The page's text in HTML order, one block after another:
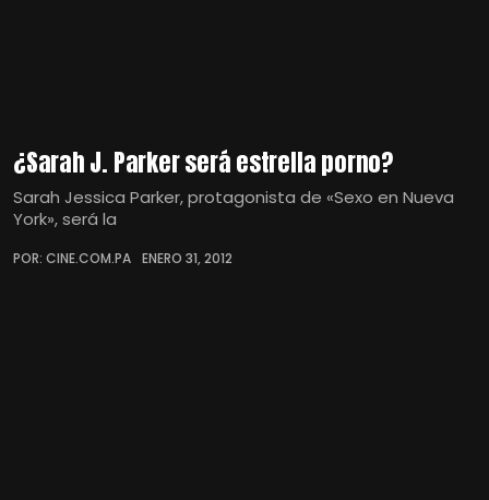
¿Sarah J. Parker será estrella porno?
Sarah Jessica Parker, protagonista de «Sexo en Nueva
York», será la
POR: CINE.COM.PA ENERO 31, 2012